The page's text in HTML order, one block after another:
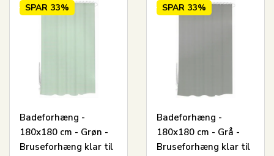
SPAR 33%
Badeforhæng -
180x180 cm - Grøn -
Bruseforhæng klar til
SPAR 33%
Badeforhæng -
180x180 cm - Grå -
Bruseforhæng klar til